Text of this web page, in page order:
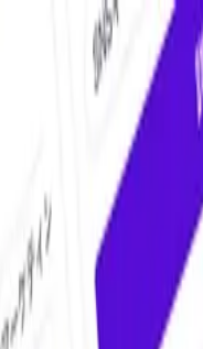
人向けAIツール・サ